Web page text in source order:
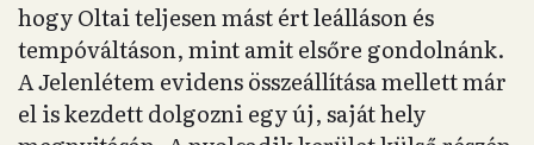
most excentrikusnak bélyegezve képvisel:
például hogy a divat, az öltözködés, a smink
nem alantas dolgok, hanem az önkifejezés
természetes eszközei.